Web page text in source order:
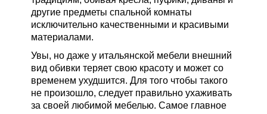
другие предметы спальной комнаты
исключительно качественными и красивыми
материалами.
Увы, но даже у итальянской мебели внешний
вид обивки теряет свою красоту и может со
временем ухудшится. Для того чтобы такого
не произошло, следует правильно ухаживать
за своей любимой мебелью. Самое главное